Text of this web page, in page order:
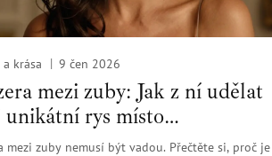
krása 9 čen 2026
mezi zuby: Jak z ní udělat
unikátní rys místo
mezi zuby nemusí být vadou. Přečtěte si, proč je